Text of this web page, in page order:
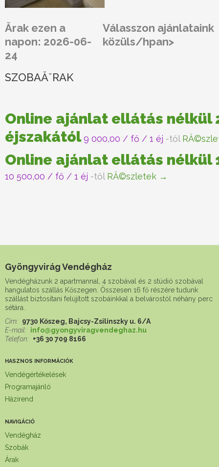
Ărak ezen a
napon: 2026-06-
24
Válasszon ajánlataink
közüls/hpan>
SZOBAĂˇRAK
Online ajánlat ellátás nélkül
éjszakától 9 000,00 / fő / 1 éj -től
Online ajánlat ellátás nélkül
10 500,00 / fő / 1 éj -től RĂ©szletek →
Gyöngyvirág Vendégház
Vendégházunk 2 apartmannal, 4 szobával és 2 stúdió szobával
hangulatos szállás Kőszegen. Összesen 16 fő részére tudunk
szállást biztosítani felújított szobáinkkal a belvárostól néhány perc
sétára.
Cím:
9730 Kőszeg, Bajcsy-Zsilinszky u. 6/A
E-mail:
info@gyongyviragvendeghaz.hu
Telefon:
+36 30 709 8166
HASZNOS INFORMÁCIÓK
Vendégértékelések
Programajánló
Házirend
NAVIGÁCIÓ
Vendégház
Szobák
Árak